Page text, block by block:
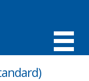
MENÜ